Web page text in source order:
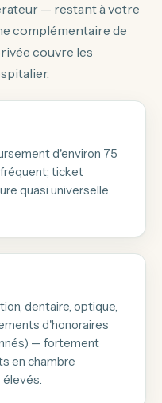
— restant à votre
complémentaire de
couvre les
d'environ 75
ticket
quasi universelle
dentaire, optique,
d'honoraires
— fortement
en chambre